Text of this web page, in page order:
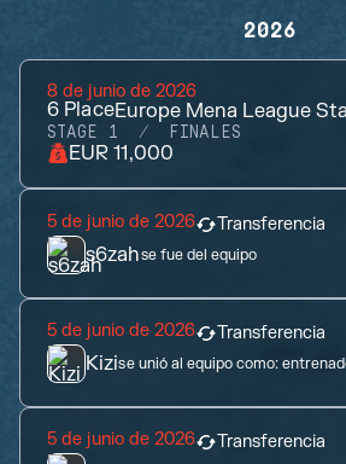
2026
8 de junio de 2026
6 PlaceEurope Mena League
STAGE 1 FINALES
EUR 11,000
5 de junio de 2026 Transferencia
s6zahse fue del equipo
5 de junio de 2026 Transferencia
Kizise unió al equipo como:
5 de junio de 2026 Transferencia